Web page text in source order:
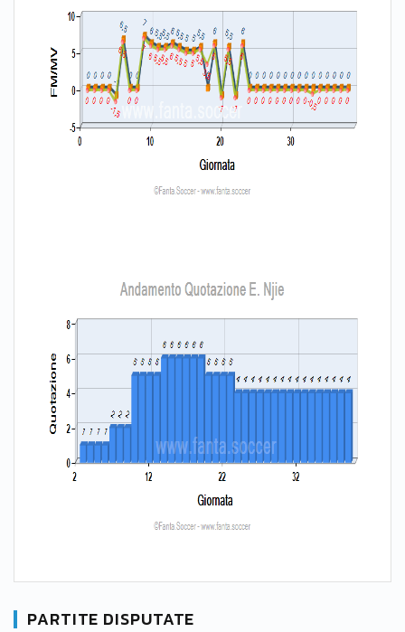
PARTITE DISPUTATE